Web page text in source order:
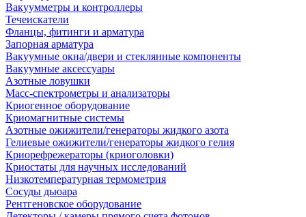
Вакуумметры и контроллеры
Течеискатели
Фланцы, фитинги и арматура
Запорная арматура
Вакуумные окна/двери и стеклянные компоненты
Вакуумные аксессуары
Азотные ловушки
Масс-спектрометры и анализаторы
Криогенное оборудование
Криомагнитные системы
Азотные ожижители/генераторы жидкого азота
Гелиевые ожижители/генераторы жидкого гелия
Криорефрежераторы (криоголовки)
Криостаты для научных исследований
Низкотемпературная термометрия
Сосуды дьюара
Рентгеновское оборудование